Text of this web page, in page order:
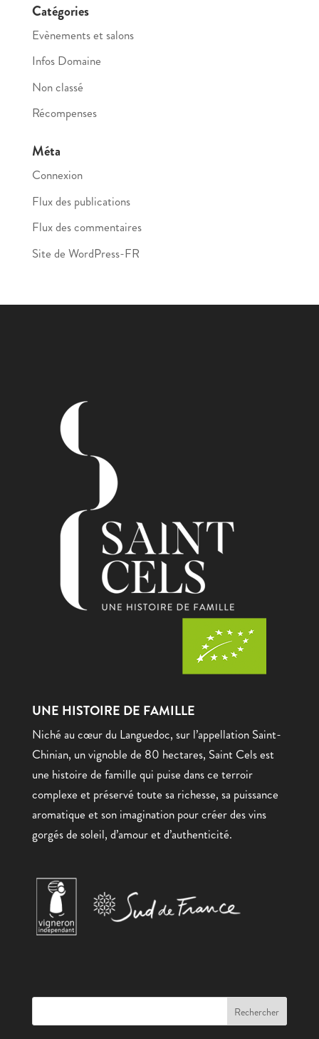
Catégories
Evènements et salons
Infos Domaine
Non classé
Récompenses
Méta
Connexion
Flux des publications
Flux des commentaires
Site de WordPress-FR
UNE HISTOIRE DE FAMILLE
Niché au cœur du Languedoc, sur l’appellation Saint-
Chinian, un vignoble de 80 hectares, Saint Cels est
une histoire de famille qui puise dans ce terroir
complexe et préservé toute sa richesse, sa puissance
aromatique et son imagination pour créer des vins
gorgés de soleil, d’amour et d’authenticité.